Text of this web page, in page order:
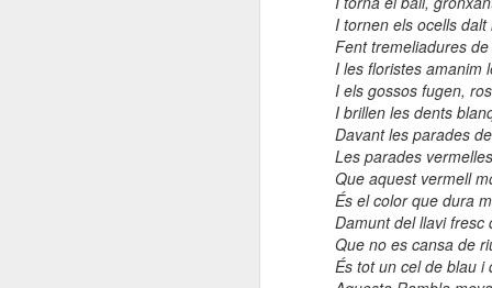
I tornen els ocells dalt
Fent tremeliadures de
I les floristes amanim
I els gossos fugen,
I brillen les dents
Davant les parades
Les parades
Que aquest vermell
És el color que dura
Damunt del llavi fresc
Que no es cansa de
És tot un cel de blau i